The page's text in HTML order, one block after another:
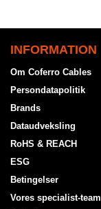
INFORMATION
Om Coferro Cables
Persondatapolitik
Brands
Dataudveksling
RoHS & REACH
ESG
Betingelser
Vores specialist-team